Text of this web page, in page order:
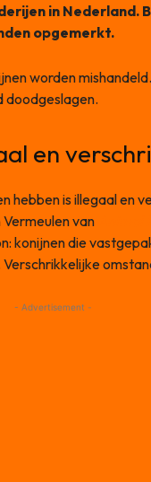
in Nederland.
opgemerkt.
worden
doodgeslagen.
en
hebben is illegaal en
van
konijnen die
- Advertisement -